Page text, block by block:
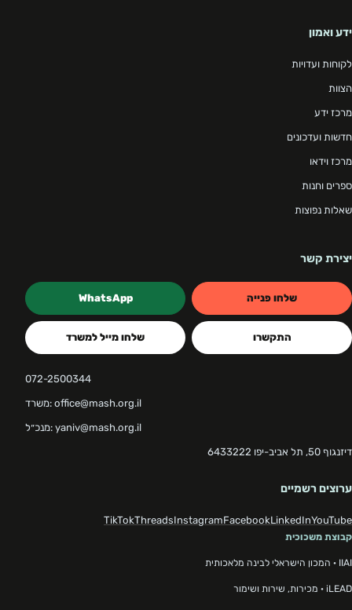
ידע ואמון
לקוחות ועדויות
הצוות
מרכז ידע
חדשות ועדכונים
מרכז וידאו
ספרים וחנות
שאלות נפוצות
יצירת קשר
שלחו פנייה WhatsApp
התקשרו שלחו מייל למשרד
072-2500344
משרד: office@mash.org.il
מנכ״ל: yaniv@mash.org.il
דיזנגוף 50, תל אביב-יפו 6433222
ערוצים רשמיים
YouTube
LinkedIn
Facebook
Instagram
Threads
TikTok
קבוצת משכוכית
IIAI · המכון הישראלי לבינה מלאכותית
iLEAD · מכירות, שירות ושימור